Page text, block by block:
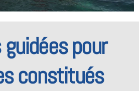
pour
constitués